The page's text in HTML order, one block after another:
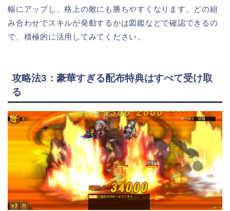
幅にアップし、格上の敵にも勝ちやすくなります。どの組
み合わせでスキルが発動するかは図鑑などで確認できるの
で、積極的に活用してみてください。
攻略法3：豪華すぎる配布特典はすべて受け取
る